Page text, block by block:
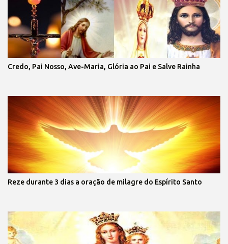
Credo, Pai Nosso, Ave-Maria, Glória ao Pai e Salve Rainha
Reze durante 3 dias a oração de milagre do Espírito Santo